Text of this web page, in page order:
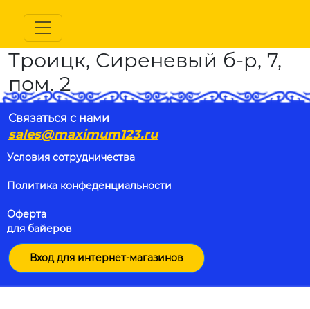
Троицк, Сиреневый б-р, 7,
пом. 2
Связаться с нами
sales@maximum123.ru
Условия сотрудничества
Политика конфеденциальности
Оферта
для байеров
Вход для интернет-магазинов